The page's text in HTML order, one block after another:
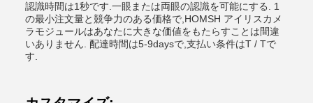
認識時間は1秒です.一眼または両眼の認識を可能にする. 1
の最小注文量と競争力のある価格で,HOMSH アイリスカメ
ラモジュールはあなたに大きな価値をもたらすことは間違
いありません. 配達時間は5-9daysで,支払い条件はT / Tで
す.